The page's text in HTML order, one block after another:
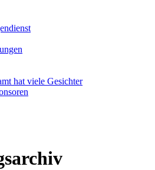
hat viele Gesichter